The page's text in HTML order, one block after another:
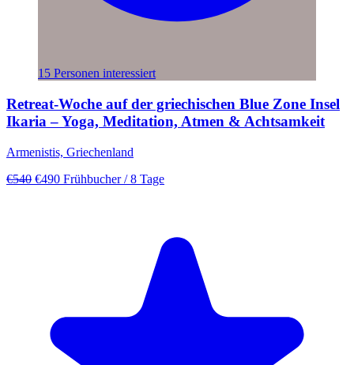
15 Personen interessiert
Retreat-Woche auf der griechischen Blue Zone Insel
Ikaria – Yoga, Meditation, Atmen & Achtsamkeit
Armenistis, Griechenland
€540 €490 Frühbucher / 8 Tage